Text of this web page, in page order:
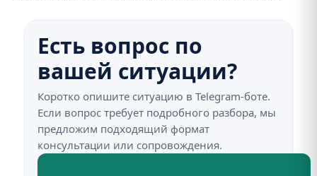
Есть вопрос по
вашей ситуации?
Коротко опишите ситуацию в Telegram-боте.
Если вопрос требует подробного разбора, мы
предложим подходящий формат
консультации или сопровождения.